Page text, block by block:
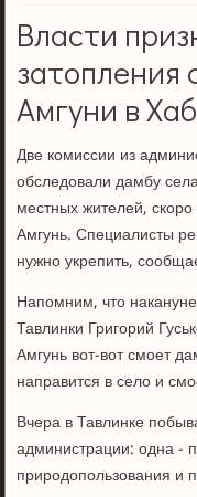
Власти
затопления
Амгуни в
Две комиссии из
обследовали дамбу
местных жителей,
Амгунь. Специалисты
нужно укрепить,
Напомним, что
Тавлинки Григорий
Амгунь вот-вот смоет
направится в село и
Вчера в Тавлинке
администрации: одна -
природопользования